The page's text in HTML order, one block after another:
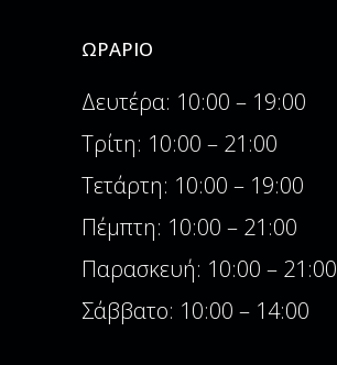
ΩΡΆΡΙΟ
Δευτέρα: 10:00 – 19:00
Τρίτη: 10:00 – 21:00
Τετάρτη: 10:00 – 19:00
Πέμπτη: 10:00 – 21:00
Παρασκευή: 10:00 – 21:00
Σάββατο: 10:00 – 14:00